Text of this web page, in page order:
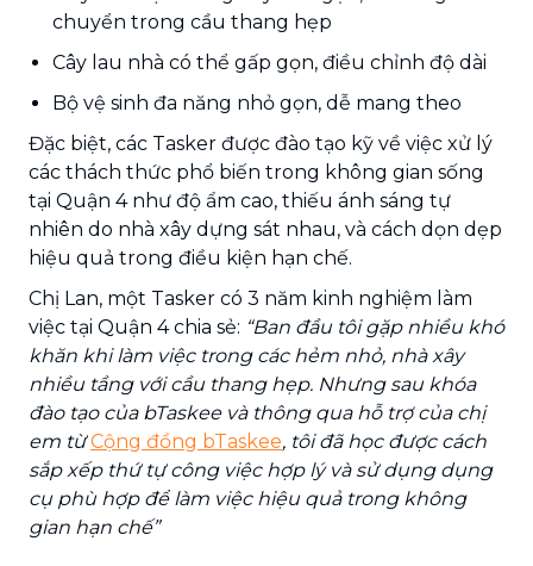
chuyển trong cầu thang hẹp
Cây lau nhà có thể gấp gọn, điều chỉnh độ dài
Bộ vệ sinh đa năng nhỏ gọn, dễ mang theo
Đặc biệt, các Tasker được đào tạo kỹ về việc xử lý
các thách thức phổ biến trong không gian sống
tại Quận 4 như độ ẩm cao, thiếu ánh sáng tự
nhiên do nhà xây dựng sát nhau, và cách dọn dẹp
hiệu quả trong điều kiện hạn chế.
Chị Lan, một Tasker có 3 năm kinh nghiệm làm
việc tại Quận 4 chia sẻ: “Ban đầu tôi gặp nhiều khó
khăn khi làm việc trong các hẻm nhỏ, nhà xây
nhiều tầng với cầu thang hẹp. Nhưng sau khóa
đào tạo của bTaskee và thông qua hỗ trợ của chị
em từCộng đồng bTaskee, tôi đã học được cách
sắp xếp thứ tự công việc hợp lý và sử dụng dụng
cụ phù hợp để làm việc hiệu quả trong không
gian hạn chế”